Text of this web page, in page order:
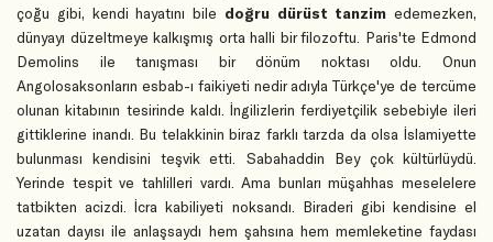
çoğu gibi, kendi hayatını bile doğru dürüst tanzim edemezken,
dünyayı düzeltmeye kalkışmış orta halli bir filozoftu. Paris'te Edmond
Demolins ile tanışması bir dönüm noktası oldu. Onun
Angolosaksonların esbab-ı faikiyeti nedir adıyla Türkçe'ye de tercüme
olunan kitabının tesirinde kaldı. İngilizlerin ferdiyetçilik sebebiyle ileri
gittiklerine inandı. Bu telakkinin biraz farklı tarzda da olsa İslamiyette
bulunması kendisini teşvik etti. Sabahaddin Bey çok kültürlüydü.
Yerinde tespit ve tahlilleri vardı. Ama bunları müşahhas meselelere
tatbikten acizdi. İcra kabiliyeti noksandı. Biraderi gibi kendisine el
uzatan dayısı ile anlaşsaydı hem şahsına hem memleketine faydası